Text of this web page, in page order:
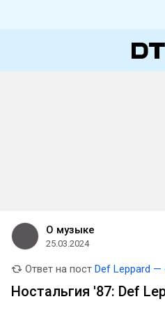
О музыке
25.03.2024
Ответ на пост Def Leppard —
Ностальгия '87: Def